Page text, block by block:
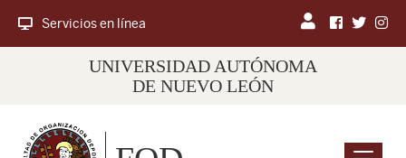
Servicios en línea
UNIVERSIDAD AUTÓNOMA
DE NUEVO LEÓN